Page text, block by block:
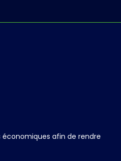
économiques afin de rendre